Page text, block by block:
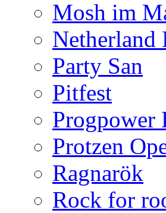
Mosh im
Netherland
Party San
Pitfest
Progpower
Protzen
Ragnarök
Rock for